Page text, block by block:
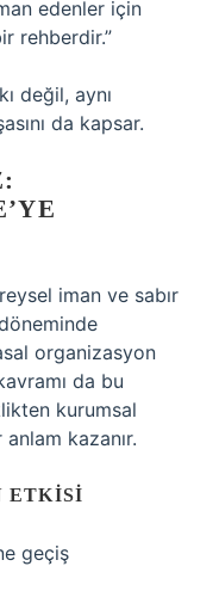
edenler için
rehberdir.”
değil, aynı
da kapsar.
:
iman ve sabır
organizasyon
da bu
kurumsal
kazanır.
ETKISI
geçiş